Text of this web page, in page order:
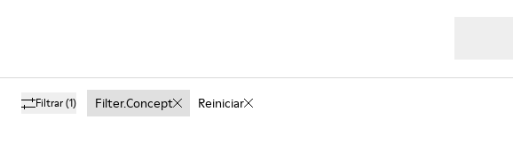
Filtrar(1) Filter.concept Reiniciar